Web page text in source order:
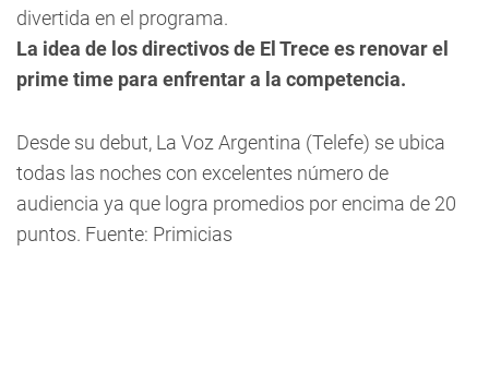
divertida en el programa.
La idea de los directivos de El Trece es renovar el
prime time para enfrentar a la competencia.
Desde su debut, La Voz Argentina (Telefe) se ubica
todas las noches con excelentes número de
audiencia ya que logra promedios por encima de 20
puntos. Fuente: Primicias